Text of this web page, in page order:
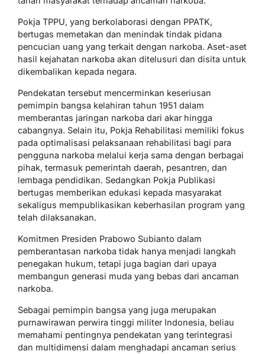
Pokja TPPU, yang berkolaborasi dengan PPATK,
bertugas memetakan dan menindak tindak pidana
pencucian uang yang terkait dengan narkoba. Aset-aset
hasil kejahatan narkoba akan ditelusuri dan disita untuk
dikembalikan kepada negara.
Pendekatan tersebut mencerminkan keseriusan
pemimpin bangsa kelahiran tahun 1951 dalam
memberantas jaringan narkoba dari akar hingga
cabangnya. Selain itu, Pokja Rehabilitasi memiliki fokus
pada optimalisasi pelaksanaan rehabilitasi bagi para
pengguna narkoba melalui kerja sama dengan berbagai
pihak, termasuk pemerintah daerah, pesantren, dan
lembaga pendidikan. Sedangkan Pokja Publikasi
bertugas memberikan edukasi kepada masyarakat
sekaligus mempublikasikan keberhasilan program yang
telah dilaksanakan.
Komitmen Presiden Prabowo Subianto dalam
pemberantasan narkoba tidak hanya menjadi langkah
penegakan hukum, tetapi juga bagian dari upaya
membangun generasi muda yang bebas dari ancaman
narkoba.
Sebagai pemimpin bangsa yang juga merupakan
purnawirawan perwira tinggi militer Indonesia, beliau
memahami pentingnya pendekatan yang terintegrasi
dan multidimensi dalam menghadapi ancaman serius